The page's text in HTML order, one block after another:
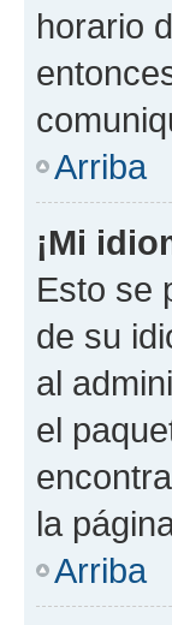
horario
Arriba
¡Mi
Esto se
de su
al
el
la
Arriba